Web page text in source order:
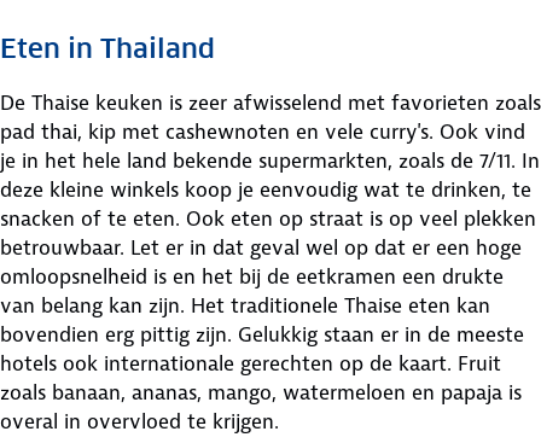
Eten in Thailand
De Thaise keuken is zeer afwisselend met favorieten zoals
pad thai, kip met cashewnoten en vele curry's. Ook vind
je in het hele land bekende supermarkten, zoals de 7/11. In
deze kleine winkels koop je eenvoudig wat te drinken, te
snacken of te eten. Ook eten op straat is op veel plekken
betrouwbaar. Let er in dat geval wel op dat er een hoge
omloopsnelheid is en het bij de eetkramen een drukte
van belang kan zijn. Het traditionele Thaise eten kan
bovendien erg pittig zijn. Gelukkig staan er in de meeste
hotels ook internationale gerechten op de kaart. Fruit
zoals banaan, ananas, mango, watermeloen en papaja is
overal in overvloed te krijgen.